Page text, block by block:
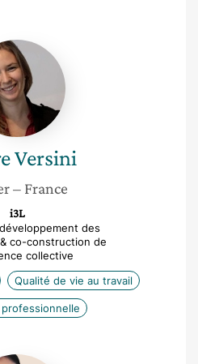
Claire
Versini
Versini
– France
i3L
des
co-construction de
collective
Qualité de vie au travail
professionnelle